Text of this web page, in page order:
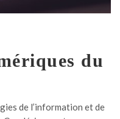
du
de l’information et de